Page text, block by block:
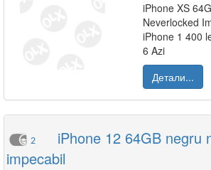
iPhone XS
Neverlocked
iPhone 1 400
6 Azi
Детали...
2
iPhone 12 64GB negru
impecabil